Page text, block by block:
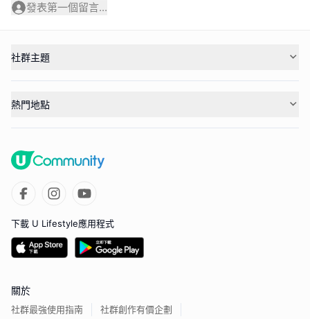
發表第一個留言...
社群主題
熱門地點
下載 U Lifestyle應用程式
關於
社群最強使用指南 社群創作有價企劃